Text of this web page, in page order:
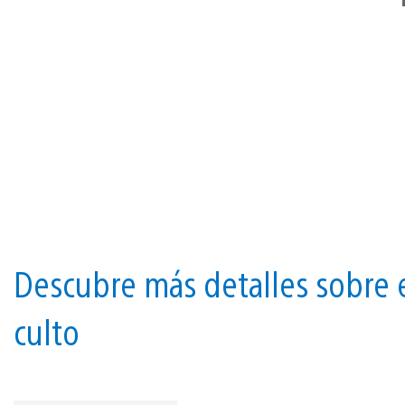
Descubre más detalles sobre
culto